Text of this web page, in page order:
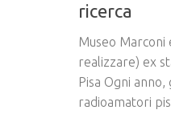
ricerca
Museo Marconi
realizzare) ex
Pisa Ogni anno,
radioamatori